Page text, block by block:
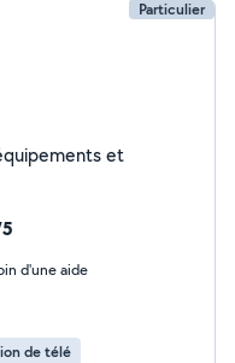
Particulier
et
d'une aide
de télé